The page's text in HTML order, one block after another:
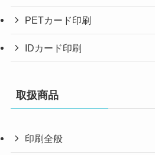
PETカード印刷
IDカード印刷
取扱商品
印刷全般